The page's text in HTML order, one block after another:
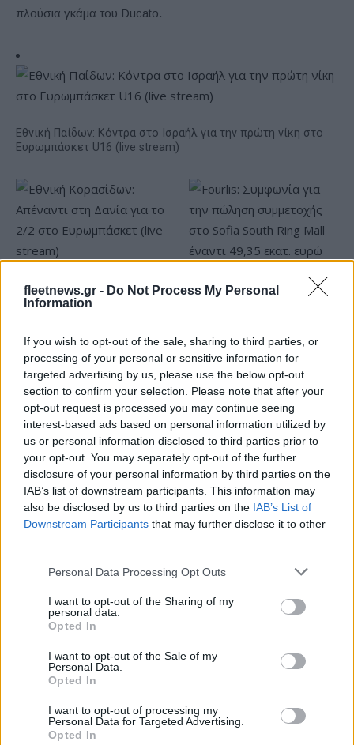
fleetnews.gr - Do Not Process My Personal
Information
If you wish to opt-out of the sale, sharing to third parties, or
processing of your personal or sensitive information for
targeted advertising by us, please use the below opt-out
section to confirm your selection. Please note that after your
opt-out request is processed you may continue seeing
interest-based ads based on personal information utilized by
us or personal information disclosed to third parties prior to
your opt-out. You may separately opt-out of the further
disclosure of your personal information by third parties on the
IAB’s list of downstream participants. This information may
also be disclosed by us to third parties on the IAB’s List of
Downstream Participants that may further disclose it to other
Please note that this website/app uses one or more Google
not limited to your visit or usage behaviour. You may click to
grant or deny consent to Google and its third-party tags to
use your data for below specified purposes in below Google
consent section.
Personal Data Processing Opt Outs
I want to opt-out of the Sharing of my
personal data.
Opted In
I want to opt-out of the Sale of my
Personal Data.
Opted In
I want to opt-out of processing my
Personal Data for Targeted Advertising.
Opted In
πλούσια γκάμα του Ducato.
Εθνική Παίδων: Κόντρα στο Ισραήλ για την πρώτη νίκη στο
Ευρωμπάσκετ U16 (live stream)
Εθνική Κορασίδων:
Απέναντι στη Δανία για το
Fourlis: Συμφωνία για την
Β.Σ. Καρούλιας: Τζίρος 98,7 εκατ. ευρώ και αύξηση κερδών
57% - Τα νέα στοιχήματα σε low & non alcohol
Deloitte Ελλάδος:
Χρηματοοικονομικός
σύμβουλος της ΔΕΗ για την
αγορά ενέργειας
ξεκίνησε το πρόγραμμα
στήριξης- Κάλυψη